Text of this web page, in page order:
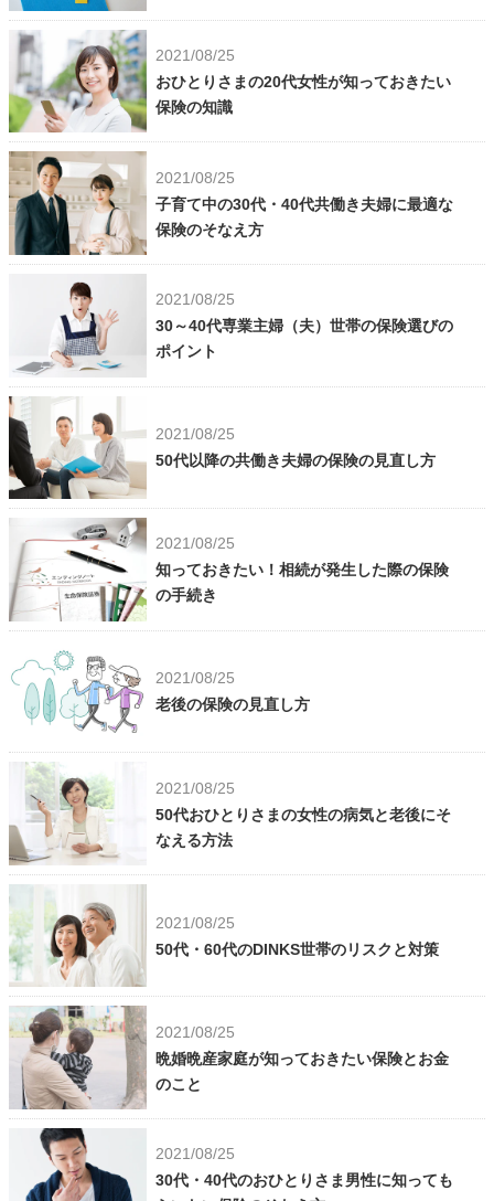
2021/08/25
おひとりさまの20代女性が知っておきたい
保険の知識
2021/08/25
子育て中の30代・40代共働き夫婦に最適な
保険のそなえ方
2021/08/25
30～40代専業主婦（夫）世帯の保険選びの
ポイント
2021/08/25
50代以降の共働き夫婦の保険の見直し方
2021/08/25
知っておきたい！相続が発生した際の保険
の手続き
2021/08/25
老後の保険の見直し方
2021/08/25
50代おひとりさまの女性の病気と老後にそ
なえる方法
2021/08/25
50代・60代のDINKS世帯のリスクと対策
2021/08/25
晩婚晩産家庭が知っておきたい保険とお金
のこと
2021/08/25
30代・40代のおひとりさま男性に知っても